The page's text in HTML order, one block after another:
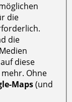
die
die
diese
Ohne
Maps(und